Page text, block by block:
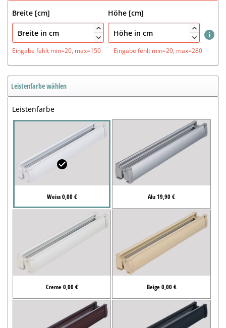
Breite [cm]


Höhe [cm]


Eingabe fehlt min=20, max=150 Eingabe fehlt min=20, max=280
Leistenfarbe wählen
Leistenfarbe
Weiss 0,00 € Alu 19,90 €
Creme 0,00 € Beige 0,00 €